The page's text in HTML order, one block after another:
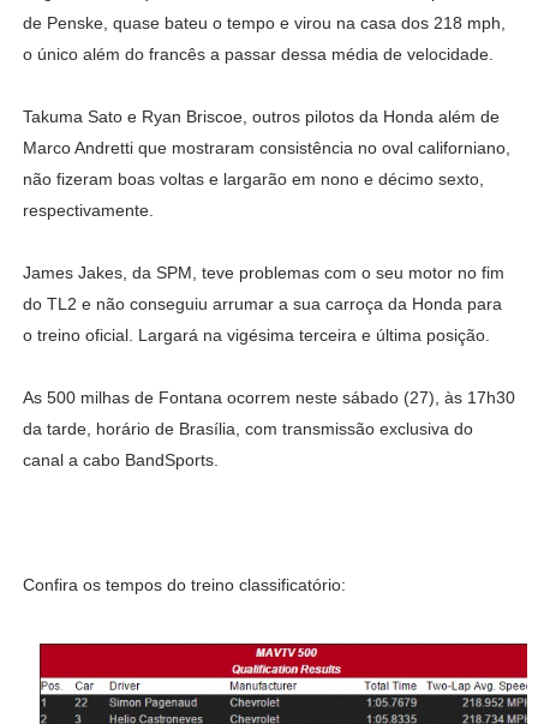
de Penske, quase bateu o tempo e virou na casa dos 218 mph,
o único além do francês a passar dessa média de velocidade.
Takuma Sato e Ryan Briscoe, outros pilotos da Honda além de
Marco Andretti que mostraram consistência no oval californiano,
não fizeram boas voltas e largarão em nono e décimo sexto,
respectivamente.
James Jakes, da SPM, teve problemas com o seu motor no fim
do TL2 e não conseguiu arrumar a sua carroça da Honda para
o treino oficial. Largará na vigésima terceira e última posição.
As 500 milhas de Fontana ocorrem neste sábado (27), às 17h30
da tarde, horário de Brasília, com transmissão exclusiva do
canal a cabo BandSports.
Confira os tempos do treino classificatório: